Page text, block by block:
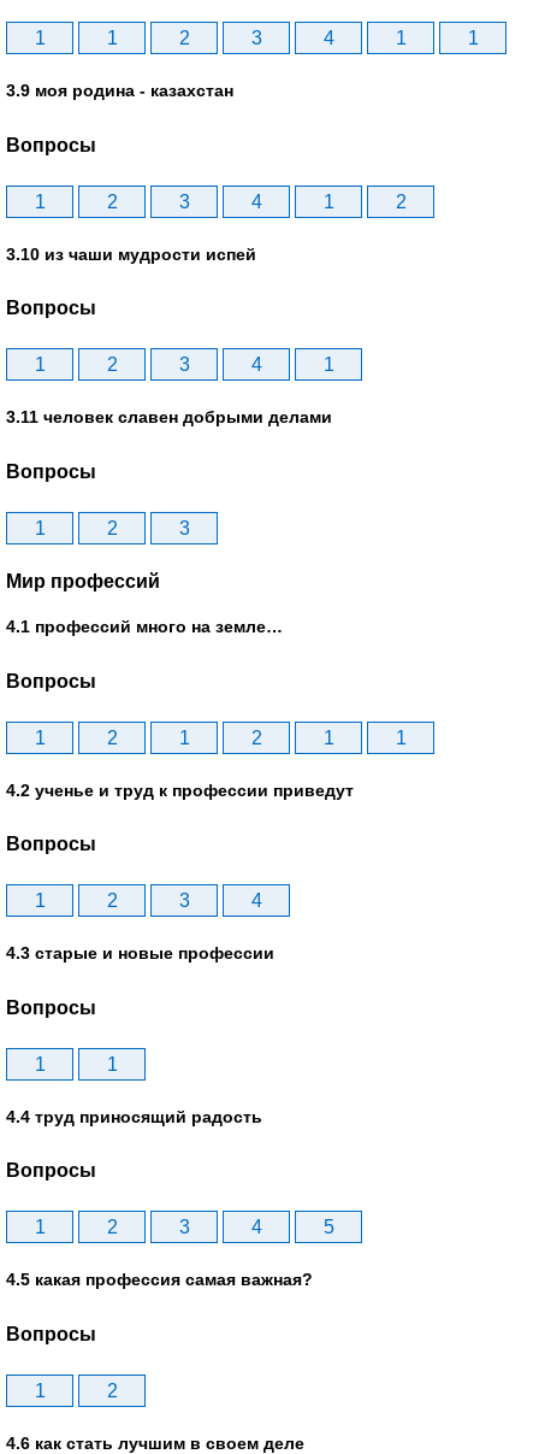
1 1 2 3 4 1 1
3.9 моя родина - казахстан
Вопросы
1 2 3 4 1 2
3.10 из чаши мудрости испей
Вопросы
1 2 3 4 1
3.11 человек славен добрыми делами
Вопросы
1 2 3
Мир профессий
4.1 профессий много на земле…
Вопросы
1 2 1 2 1 1
4.2 ученье и труд к профессии приведут
Вопросы
1 2 3 4
4.3 старые и новые профессии
Вопросы
1 1
4.4 труд приносящий радость
Вопросы
1 2 3 4 5
4.5 какая профессия самая важная?
Вопросы
1 2
4.6 как стать лучшим в своем деле